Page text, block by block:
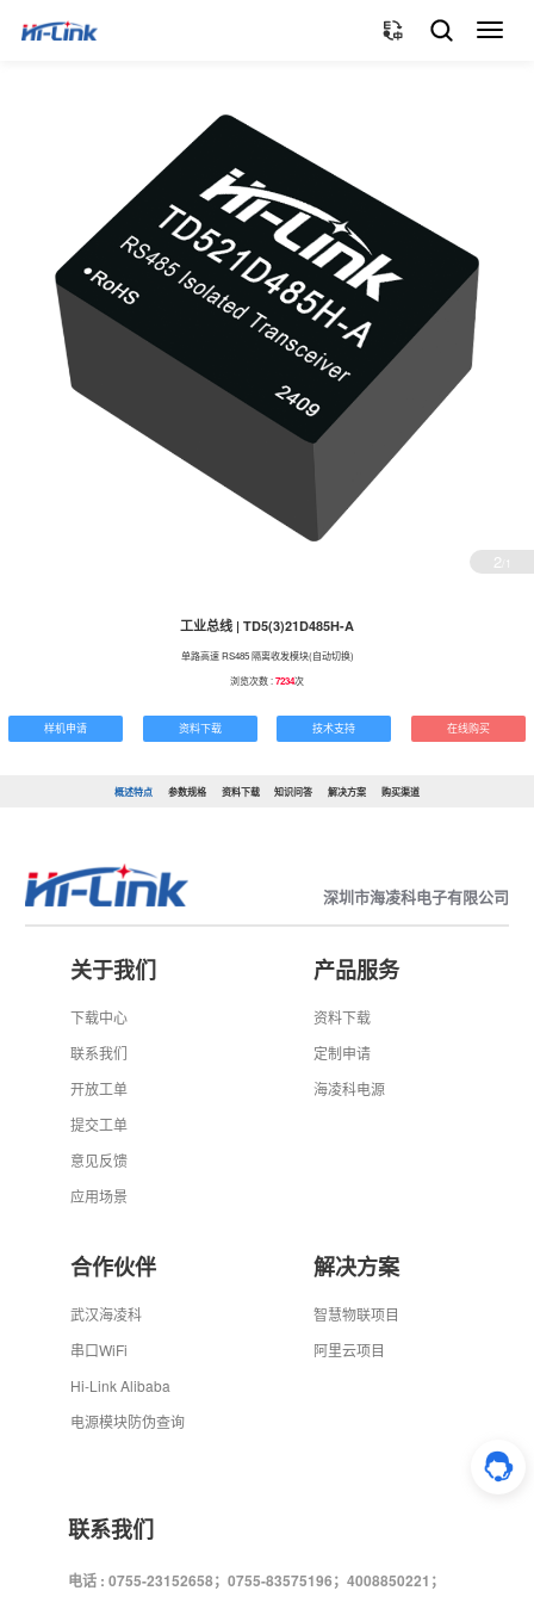
切
2 /1
工业总线 | TD5(3)21D485H-A
单路高速 RS485 隔离收发模块(自动切换)
浏览次数 :7234次
样机申请 资料下载 技术支持 在线购买
概述特点 参数规格 资料下载 知识问答 解决方案 购买渠道
深圳市海凌科电子有限公司
关于我们
下载中心
联系我们
开放工单
提交工单
意见反馈
应用场景
产品服务
资料下载
定制申请
海凌科电源
合作伙伴
武汉海凌科
串口WiFi
Hi-Link Alibaba
电源模块防伪查询
解决方案
智慧物联项目
阿里云项目
联系我们
电话 : 0755-23152658；0755-83575196；4008850221；